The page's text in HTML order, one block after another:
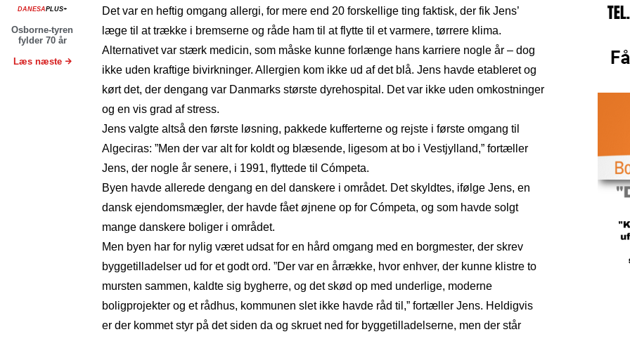
DANESAPLUS+
Osborne-tyren
fylder 70 år
Læs næste
Det var en heftig omgang allergi, for mere end 20 forskellige ting faktisk, der fik Jens’
læge til at trække i bremserne og råde ham til at flytte til et varmere, tørrere klima.
Alternativet var stærk medicin, som måske kunne forlænge hans karriere nogle år – dog
ikke uden kraftige bivirkninger. Allergien kom ikke ud af det blå. Jens havde etableret og
kørt det, der dengang var Danmarks største dyrehospital. Det var ikke uden omkostninger
og en vis grad af stress.
Jens valgte altså den første løsning, pakkede kufferterne og rejste i første omgang til
Algeciras: ”Men der var alt for koldt og blæsende, ligesom at bo i Vestjylland,” fortæller
Jens, der nogle år senere, i 1991, flyttede til Cómpeta.
Byen havde allerede dengang en del danskere i området. Det skyldtes, ifølge Jens, en
dansk ejendomsmægler, der havde fået øjnene op for Cómpeta, og som havde solgt
mange danskere boliger i området.
Men byen har for nylig været udsat for en hård omgang med en borgmester, der skrev
byggetilladelser ud for et godt ord. ”Der var en årrække, hvor enhver, der kunne klistre to
mursten sammen, kaldte sig bygherre, og det skød op med underlige, moderne
boligprojekter og et rådhus, kommunen slet ikke havde råd til,” fortæller Jens. Heldigvis
er der kommet styr på det siden da og skruet ned for byggetilladelserne, men der står